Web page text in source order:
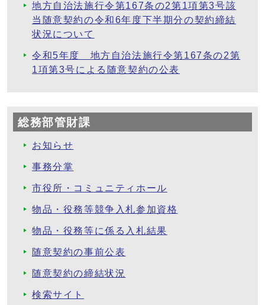
地方自治法施行令第167条の2第1項第3号該
当随意契約の令和6年度下半期分の契約締結
状況について
令和5年度 地方自治法施行令第167条の2第
1項第3号による随意契約の公表
総務部管財課
お知らせ
事務分掌
市役所・コミュニティホール
物品・役務等競争入札参加資格
物品・役務等に係る入札結果
随意契約の事前公表
随意契約の締結状況
検索サイト